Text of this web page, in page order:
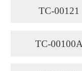
TC-00121
TC-00100A